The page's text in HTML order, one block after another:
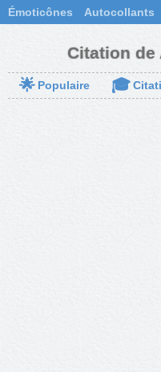
Émoticônes Autocollants
Citation de
🌟 Populaire 🎓